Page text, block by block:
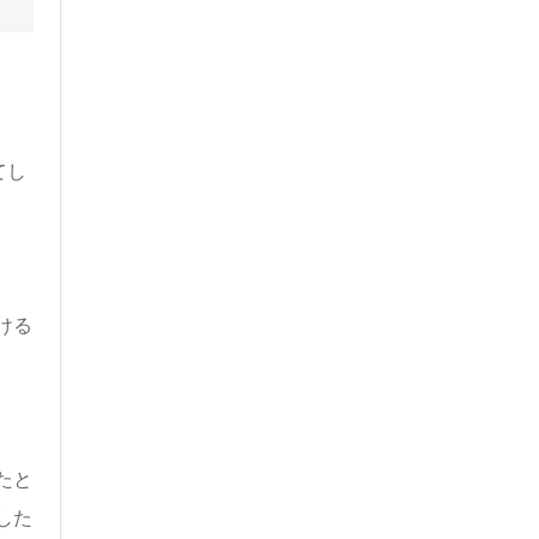
し
る
と
た